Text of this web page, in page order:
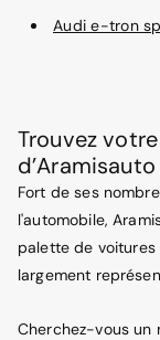
Audi e-tron
Trouvez
d’Aramisauto
Fort de ses
l'automobile,
palette de voitures
largement
Cherchez-vous un